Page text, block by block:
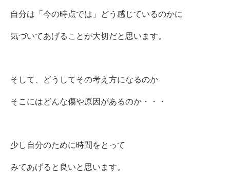
自分は「今の時点では」どう感じているのかに
気づいてあげることが大切だと思います。
そして、どうしてその考え方になるのか
そこにはどんな傷や原因があるのか・・・
少し自分のために時間をとって
みてあげると良いと思います。